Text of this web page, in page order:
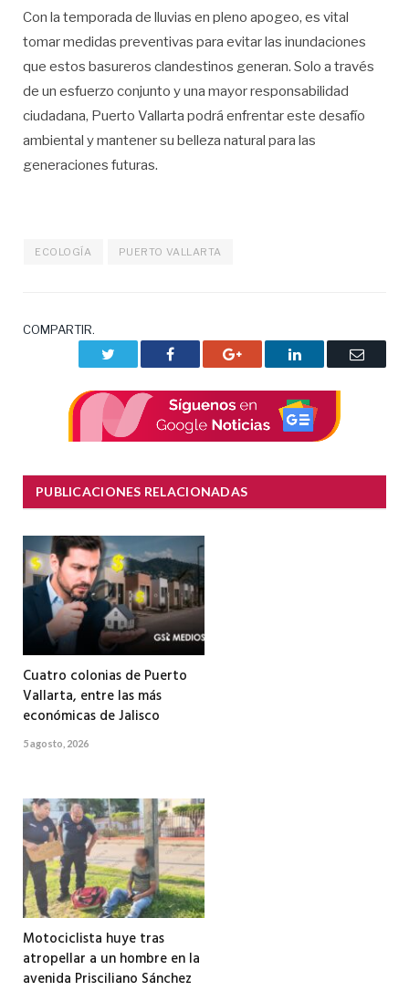
Con la temporada de lluvias en pleno apogeo, es vital
tomar medidas preventivas para evitar las inundaciones
que estos basureros clandestinos generan. Solo a través
de un esfuerzo conjunto y una mayor responsabilidad
ciudadana, Puerto Vallarta podrá enfrentar este desafío
ambiental y mantener su belleza natural para las
generaciones futuras.
ECOLOGÍA PUERTO VALLARTA
COMPARTIR.
Facebook Google+ LinkedIn
Correo
PUBLICACIONES RELACIONADAS
Cuatro colonias de Puerto
Vallarta, entre las más
económicas de Jalisco
5 agosto, 2026
Motociclista huye tras
atropellar a un hombre en la
avenida Prisciliano Sánchez